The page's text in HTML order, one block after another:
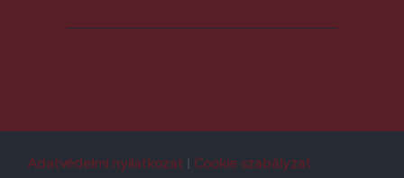
Adatvédelmi nyilatkozat
Cookie szabályzat